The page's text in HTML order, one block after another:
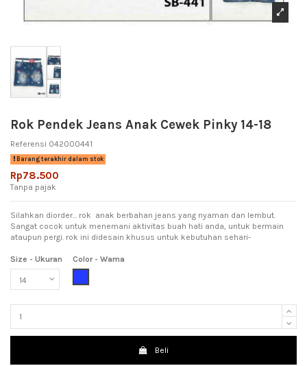
Rok Pendek Jeans Anak Cewek Pinky 14-18
Referensi 042000441
Barang terakhir dalam stok
Rp78.500
Tanpa pajak
Silahkan diorder... rok anak berbahan jeans yang nyaman dan lembut.
Sangat cocok untuk menemani aktivitas buah hati anda, untuk bermain
ataupun pergi. rok ini didesain khusus untuk kebutuhan sehari-
Size - Ukuran
Color - Warna
Beli